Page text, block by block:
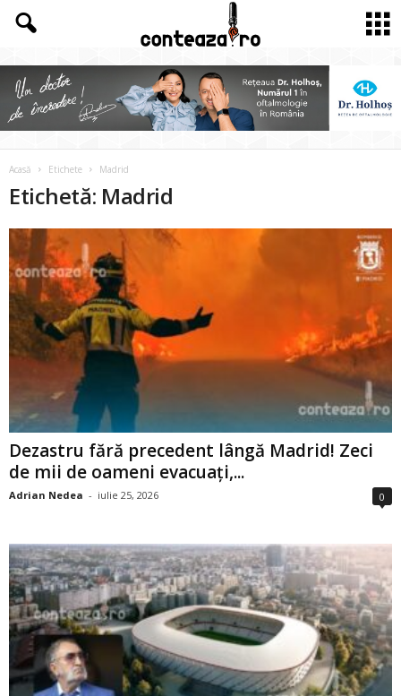
Acasă Etichete Madrid
Etichetă: Madrid
Dezastru fără precedent lângă Madrid! Zeci
de mii de oameni evacuați,...
Adrian Nedea - iulie 25, 2026 0